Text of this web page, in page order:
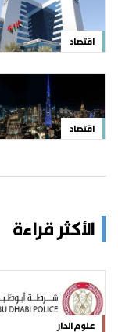
اقتصاد
اقتصاد
الأكثر قراءة
علوم الدار